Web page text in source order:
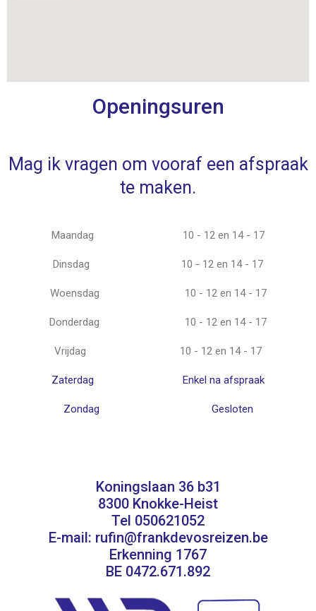
Openingsuren
Mag ik vragen om vooraf een afspraak
te maken.
Maandag 10 - 12 en 14 - 17
Dinsdag 10 - 12 en 14 - 17
Woensdag 10 - 12 en 14 - 17
Donderdag 10 - 12 en 14 - 17
Vrijdag 10 - 12 en 14 - 17
Zaterdag Enkel na afspraak
Zondag Gesloten
Koningslaan 36 b31
8300 Knokke-Heist
Tel 050621052
E-mail: rufin@frankdevosreizen.be
Erkenning 1767
BE 0472.671.892